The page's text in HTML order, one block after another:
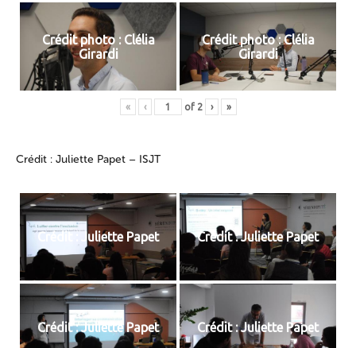
Crédit photo : Clélia
Girardi
Crédit photo : Clélia
Girardi
« ‹ of 2 › »
Crédit : Juliette Papet – ISJT
Crédit : Juliette Papet Crédit : Juliette Papet
Crédit : Juliette Papet Crédit : Juliette Papet